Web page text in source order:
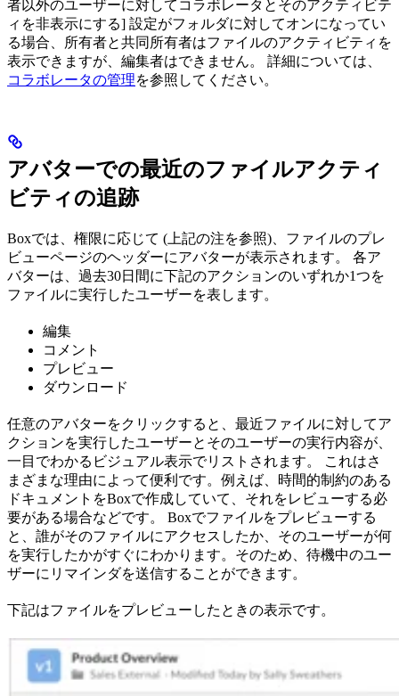
者以外のユーザーに対してコラボレータとそのアクティビテ
ィを非表示にする] 設定がフォルダに対してオンになってい
る場合、所有者と共同所有者はファイルのアクティビティを
表示できますが、編集者はできません。 詳細については、
コラボレータの管理を参照してください。
アバターでの最近のファイルアクティ
ビティの追跡
Boxでは、権限に応じて (上記の注を参照)、ファイルのプレ
ビューページのヘッダーにアバターが表示されます。 各ア
バターは、過去30日間に下記のアクションのいずれか1つを
ファイルに実行したユーザーを表します。
編集
コメント
プレビュー
ダウンロード
任意のアバターをクリックすると、最近ファイルに対してア
クションを実行したユーザーとそのユーザーの実行内容が、
一目でわかるビジュアル表示でリストされます。 これはさ
まざまな理由によって便利です。例えば、時間的制約のある
ドキュメントをBoxで作成していて、それをレビューする必
要がある場合などです。 Boxでファイルをプレビューする
と、誰がそのファイルにアクセスしたか、そのユーザーが何
を実行したかがすぐにわかります。そのため、待機中のユー
ザーにリマインダを送信することができます。
下記はファイルをプレビューしたときの表示です。